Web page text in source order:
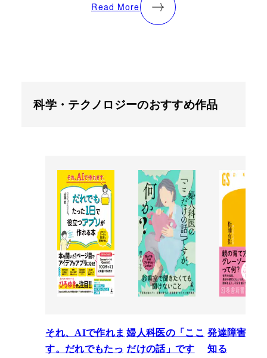
Read More
科学・テクノロジーのおすすめ作品
それ、AIで作れま
す。だれでもたっ
婦人科医の「ここ
だけの話」です
発達障害を
知る